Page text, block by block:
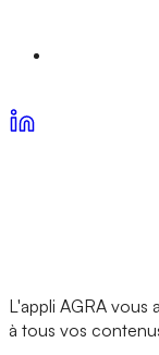
L'appli AGRA
à tous vos